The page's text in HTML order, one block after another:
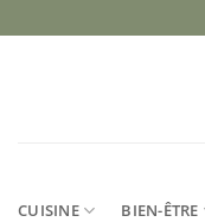
au
CUISINE BIEN-ÊTRE